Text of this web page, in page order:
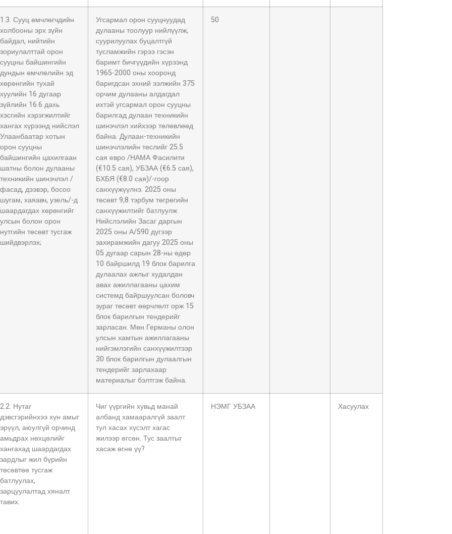
1.3. Сууц өмчлөгчдийн
холбооны эрх зүйн
байдал, нийтийн
зориулалттай орон
сууцны байшингийн
дундын өмчлөлийн эд
хөрөнгийн тухай
хуулийн 16 дугаар
зүйлийн 16.6 дахь
хэсгийн хэрэгжилтийг
хангах хүрээнд нийслэл
Улаанбаатар хотын
орон сууцны
байшингийн цахилгаан
шатны болон дулааны
техникийн шинэчлэл /
фасад, дээвэр, босоо
шугам, хаяавч, узель/-д
шаардагдах хөрөнгийг
улсын болон орон
нутгийн төсөвт тусгаж
шийдвэрлэх;
Угсармал орон сууцнуудад
дулааны тоолуур нийлүүлж,
суурилуулах буцалтгүй
тусламжийн гэрээ гэсэн
баримт бичгүүдийн хүрээнд
1965-2000 оны хооронд
баригдсан эхний ээлжийн 375
орчим дулааны алдагдал
ихтэй угсармал орон сууцны
барилгад дулаан техникийн
шинэчлэл хийхээр төлөвлөөд
байна. Дулаан-техникийн
шинэчлэлийн төслийг 25.5
сая евро /НАМА Фасилити
(€10.5 сая), УБЗАА (€6.5 сая),
БХБЯ (€8.0 сая)/-гоор
санхүүжүүлнэ. 2025 оны
төсөвт 9,8 тэрбум төгрөгийн
санхүүжилтийг батлуулж
Нийслэлийн Засаг даргын
2025 оны А/590 дүгээр
захирамжийн дагуу 2025 оны
05 дугаар сарын 28-ны өдөр
10 байршилд 19 блок барилга
дулаалах ажлыг худалдан
авах ажиллагааны цахим
системд байршуулсан боловч
зураг төсөвт өөрчлөлт орж 15
блок барилгын тендерийг
зарласан. Мөн Германы олон
улсын хамтын ажиллагааны
нийгэмлэгийн санхүүжилтээр
30 блок барилгын дулаалгын
тендерийг зарлахаар
материалыг бэлтгэж байна.
50
2.2. Нутаг
дэвсгэрийнхээ хүн амыг
эрүүл, аюулгүй орчинд
амьдрах нөхцөлийг
хангахад шаардагдах
зардлыг жил бүрийн
төсөвтөө тусгаж
батлуулах,
зарцуулалтад хяналт
тавих.
Чиг үүргийн хувьд манай
албанд хамааралгүй заалт
тул хасах хүсэлт хагас
жилээр өгсөн. Тус заалтыг
хасаж өгнө үү?
НЭМГ УБЗАА Хасуулах